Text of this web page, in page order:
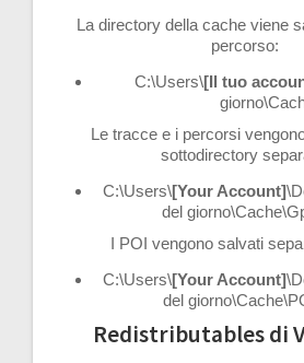
La directory della cache viene
percorso:
C:\Users\[Il tuo
Le tracce e i percorsi
sottodirectory
C:\Users\[Your Account]
del
I POI vengono salvati
C:\Users\[Your Account]
del
Redistributables di